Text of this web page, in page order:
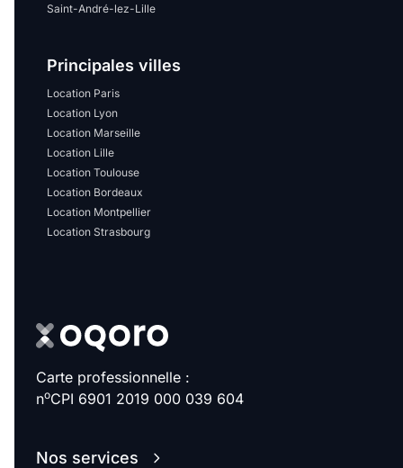
Saint-André-lez-Lille
Principales villes
Location Paris
Location Lyon
Location Marseille
Location Lille
Location Toulouse
Location Bordeaux
Location Montpellier
Location Strasbourg
Carte professionnelle :
noCPI 6901 2019 000 039 604
Nos services